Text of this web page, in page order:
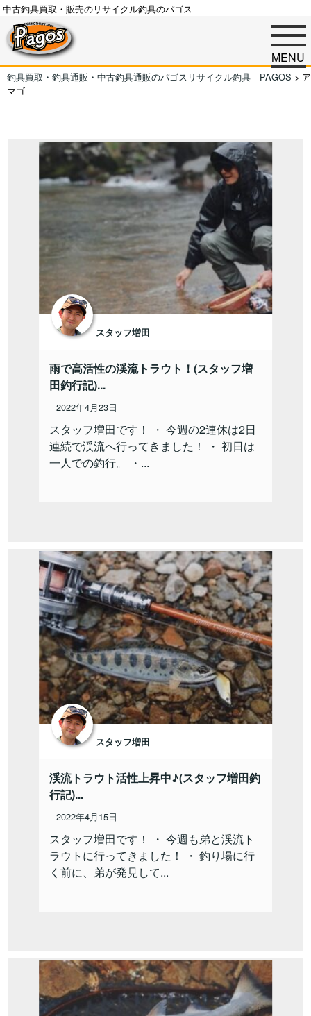
中古釣具買取・販売のリサイクル釣具のパゴス
MENU
釣具買取・釣具通販・中古釣具通販のパゴスリサイクル釣具｜PAGOS > ア
マゴ
スタッフ増田
雨で高活性の渓流トラウト！(スタッフ増
田釣行記)...
2022年4月23日
スタッフ増田です！ ・ 今週の2連休は2日
連続で渓流へ行ってきました！ ・ 初日は
一人での釣行。 ・...
スタッフ増田
渓流トラウト活性上昇中♪(スタッフ増田釣
行記)...
2022年4月15日
スタッフ増田です！ ・ 今週も弟と渓流ト
ラウトに行ってきました！ ・ 釣り場に行
く前に、弟が発見して...